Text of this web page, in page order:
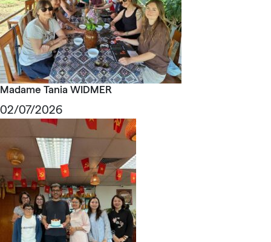
Madame Tania WIDMER
02/07/2026